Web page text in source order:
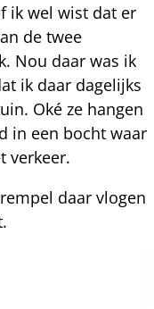
ik wel wist dat er
de twee
Nou daar was ik
ik daar dagelijks
Oké ze hangen
in een bocht waar
verkeer.
daar vlogen